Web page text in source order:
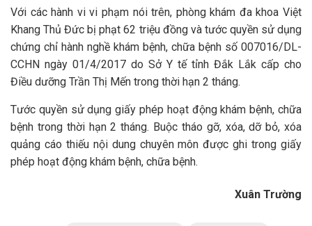
Với các hành vi vi phạm nói trên, phòng khám đa khoa Việt
Khang Thủ Đức bị phạt 62 triệu đồng và tước quyền sử dụng
chứng chỉ hành nghề khám bệnh, chữa bệnh số 007016/DL-
CCHN ngày 01/4/2017 do Sở Y tế tỉnh Đắk Lắk cấp cho
Điều dưỡng Trần Thị Mến trong thời hạn 2 tháng.
Tước quyền sử dụng giấy phép hoạt động khám bệnh, chữa
bệnh trong thời hạn 2 tháng. Buộc tháo gỡ, xóa, dỡ bỏ, xóa
quảng cáo thiếu nội dung chuyên môn được ghi trong giấy
phép hoạt động khám bệnh, chữa bệnh.
Xuân Trường